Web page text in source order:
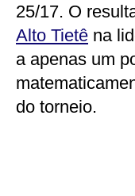
25/17. O
Alto Tietê na
a apenas um
do torneio.